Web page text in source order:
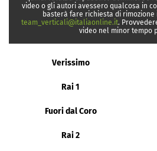
video o gli autori avessero qualcosa in
basterà fare richiesta di rimozione
team_verticali@italiaonline.it.
video nel minor tempo
Verissimo
Rai 1
Fuori dal Coro
Rai 2